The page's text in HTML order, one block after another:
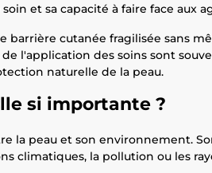
et sa capacité à faire face aux
cutanée fragilisée sans
l'application des soins sont
naturelle de la peau.
si importante ?
la peau et son environnement.
climatiques, la pollution ou les